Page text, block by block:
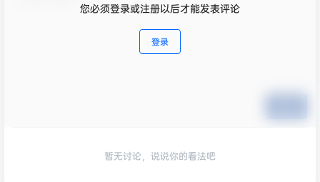
您必须登录或注册以后才能发表评论
登录
暂无讨论，说说你的看法吧